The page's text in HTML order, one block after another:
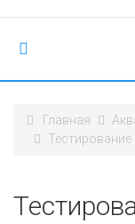
Главная
Тестирование